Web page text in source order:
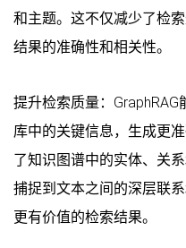
和主题。这不仅减少了检
结果的准确性和相关性。
提升检索质量：
库中的关键信息，生成更
了知识图谱中的实体、关
捕捉到文本之间的深层联
更有价值的检索结果。